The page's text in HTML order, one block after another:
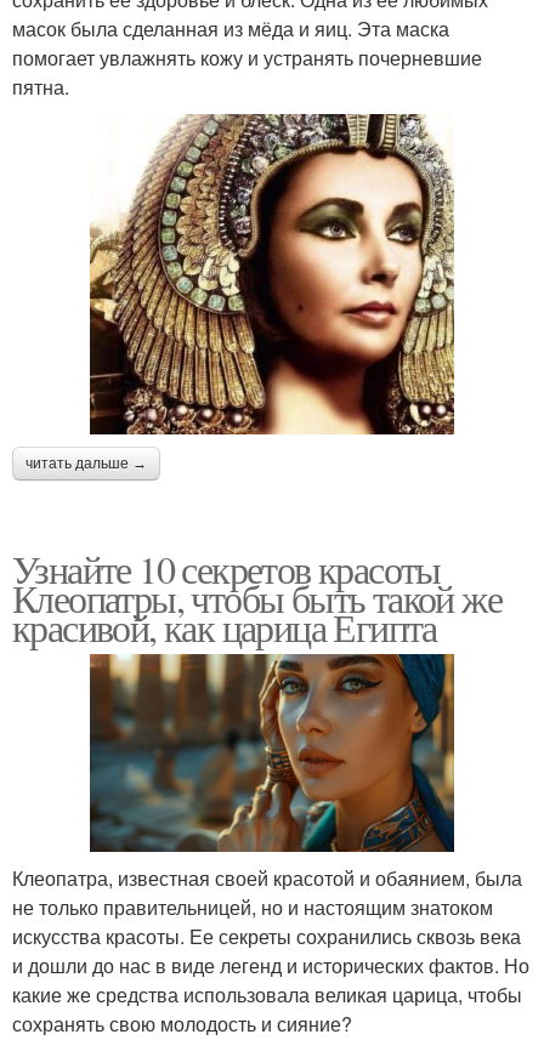
масок была сделанная из мёда и яиц. Эта маска
помогает увлажнять кожу и устранять почерневшие
пятна.
читать дальше →
Узнайте 10 секретов красоты
Клеопатры, чтобы быть такой же
красивой, как царица Египта
Клеопатра, известная своей красотой и обаянием, была
не только правительницей, но и настоящим знатоком
искусства красоты. Ее секреты сохранились сквозь века
и дошли до нас в виде легенд и исторических фактов. Но
какие же средства использовала великая царица, чтобы
сохранять свою молодость и сияние?